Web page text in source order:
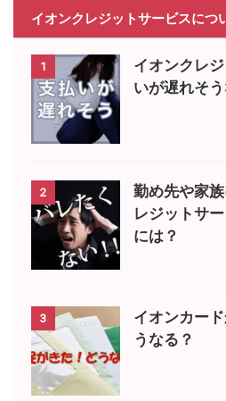
イオンクレジットサービスにつ
1
イオンクレ
いが遅れそ
2
勤め先や家
レジットサ
には？
3
イオンカー
うなる？